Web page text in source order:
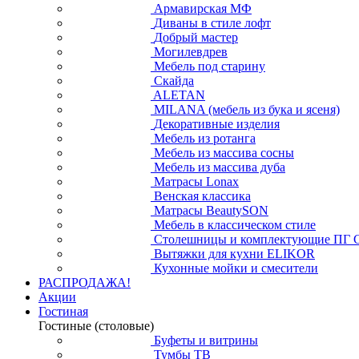
Армавирская МФ
Диваны в стиле лофт
Добрый мастер
Могилевдрев
Мебель под старину
Скайда
ALETAN
MILANA (мебель из бука и ясеня)
Декоративные изделия
Мебель из ротанга
Мебель из массива сосны
Мебель из массива дуба
Матрасы Lonax
Венская классика
Матрасы BeautySON
Мебель в классическом стиле
Столешницы и комплектующие ПГ
Вытяжки для кухни ELIKOR
Кухонные мойки и смесители
РАСПРОДАЖА!
Акции
Гостиная
Гостиные (столовые)
Буфеты и витрины
Тумбы ТВ